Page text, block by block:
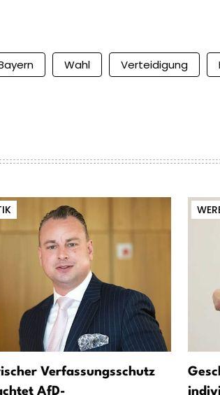
Wahl Verteidigung
Verfassungsschutz
AfD-